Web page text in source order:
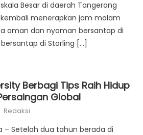
Besar di daerah Tangerang
kembali menerapkan jam malam
aman dan nyaman bersantap di
bersantap di Starling […]
Berbagi Tips Raih Hidup
Global
Author
Redaksi
– Setelah dua tahun berada di